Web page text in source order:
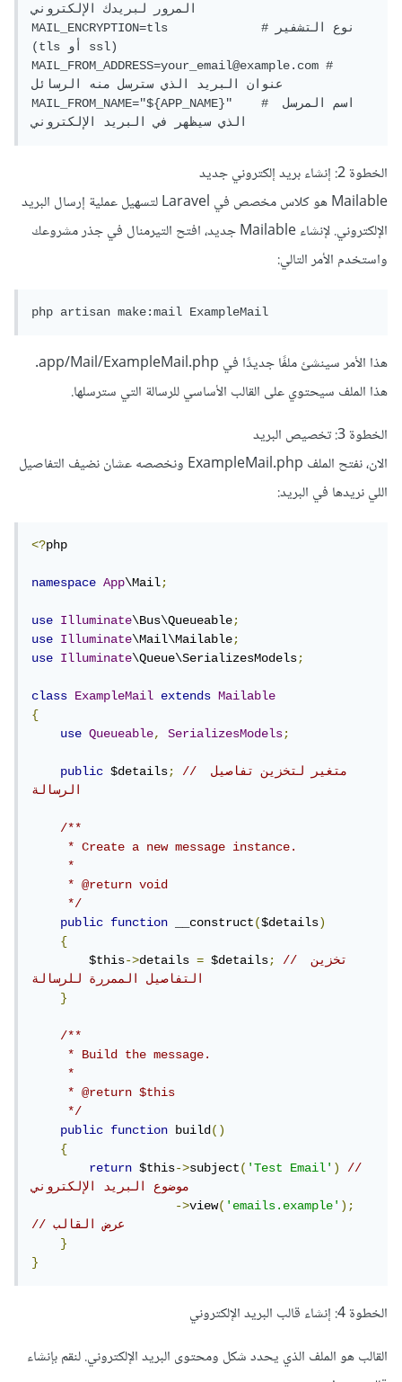
المرور لبريدك الإلكتروني
MAIL_ENCRYPTION=tls             # نوع التشفير
(tls أو ssl)
MAIL_FROM_ADDRESS=your_email@example.com #
عنوان البريد الذي سترسل منه الرسائل
MAIL_FROM_NAME="${APP_NAME}"    # اسم المرسل
الخطوة 2: إنشاء بريد إلكتروني جديد
Mailable هو كلاس مخصص في Laravel لتسهيل عملية إرسال البريد
الإلكتروني. لإنشاء Mailable جديد، افتح التيرمنال في جذر مشروعك
واستخدم الأمر التالي:
هذا الأمر سينشئ ملفًا جديدًا في app/Mail/ExampleMail.php.
هذا الملف سيحتوي على القالب الأساسي للرسالة التي سترسلها.
الخطوة 3: تخصيص البريد
الان، نفتح الملف ExampleMail.php ونخصصه عشان نضيف التفاصيل
اللي نريدها في البريد:
<?php
namespace App\Mail;
use Illuminate\Bus\Queueable;
use
Illuminate\Mail\Mailable;
use
Illuminate\Queue\SerializesModels;
class ExampleMail extends
Mailable
{
use
Queueable, SerializesModels;
public $details;
// متغير لتخزين تفاصيل
الرسالة
/**
     * Create a new message instance.
     *
     * @return void
     */
public
function __construct($details)
{
        $this
->details = $details;
// تخزين
التفاصيل الممررة للرسالة
}
/**
     * Build the message.
     *
     * @return $this
     */
public
function build()
{
return $this->subject('Test Email')
//
موضوع البريد الإلكتروني
->view('emails.example');
// عرض القالب
}
}
الخطوة 4: إنشاء قالب البريد الإلكتروني
القالب هو الملف الذي يحدد شكل ومحتوى البريد الإلكتروني. لنقم بإنشاء